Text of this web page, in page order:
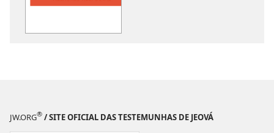
FazemFazem
JW.ORG® / SITE OFICIAL DAS TESTEMUNHAS DE JEOVÁ